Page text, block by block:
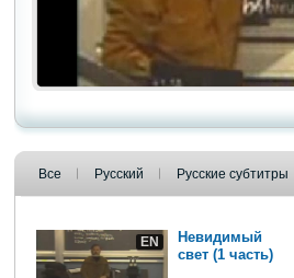
Все Русский Русские субтитры
EN
Невидимый
свет (1 часть)